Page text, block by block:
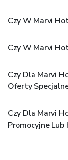
Czy W Marvi
Czy W Marvi
Czy Dla Marvi
Oferty
Czy Dla Marvi
Promocyjne Lub